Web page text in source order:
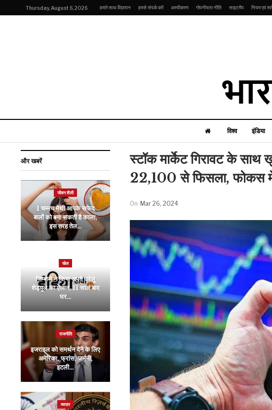
Thursday, August 6, 2026 हमारे साथ विज्ञापन हमसे संपर्क करें अस्वीकरण गोपनीयता नीति साइटमैप नियम एवं
विश्व इंडिया
स्टॉक मार्केट गिरावट के
22,100 से फिसला, फोकस
On Mar 26, 2024
और खबरें
जीवन शैली
1 चम्मच मेथी आपके सफेद
बालों को बना सकती है काला,
इस तरह तेल…
खेल
जिम्बाब्वे ने किया अपने घरेलू
शेड्यूल का ऐलान, 11 साल बाद
घर…
राजनीति
इजराइल को समर्थन देने के लिए
अमेरिका, फ्रांस, जर्मनी,
इटली…
व्यापार
वरुण चक्रवर्ती से पहले कोई भी
व्यापार
FD गिरवी रख लेने जा रहे हैं
लोन, समझ लें ये नियम व शर्तें,…
बांग्लादेश में भीषण हादसा, दो
ट्रेनों की टक्कर में कई लोगों…
राजनीति
‘एक राष्ट्र,
शुरू हो
राजनीति
बांग्लादेश में
सुप्रीम